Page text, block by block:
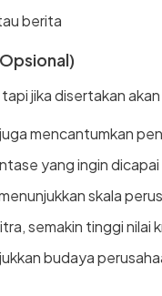
berita
jika disertakan
mencantumkan
yang ingin
skala
semakin tinggi nilai
budaya